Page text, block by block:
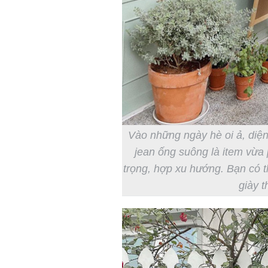
Vào những ngày hè oi ả,
jean ống suông là item
trọng, hợp xu hướng. Bạn có
giày